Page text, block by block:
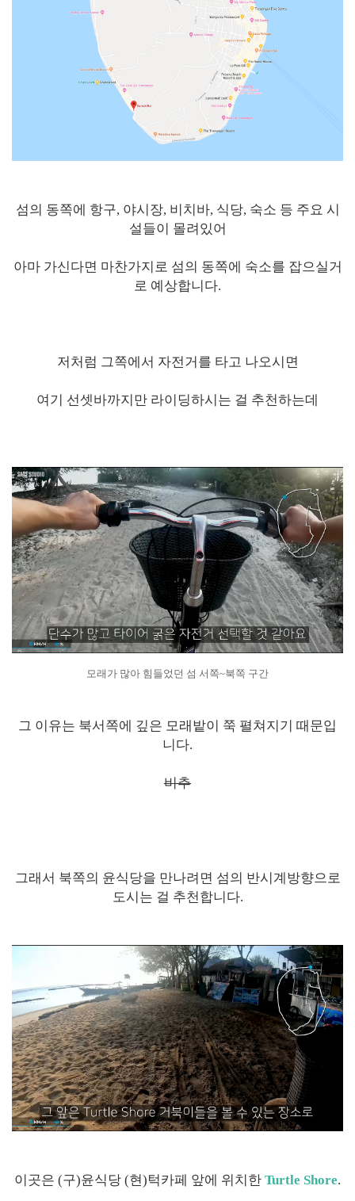
섬의 동쪽에 항구, 야시장, 비치바, 식당, 숙소 등 주요 시
설들이 몰려있어
아마 가신다면 마찬가지로 섬의 동쪽에 숙소를 잡으실거
로 예상합니다.
저처럼 그쪽에서 자전거를 타고 나오시면
여기 선셋바까지만 라이딩하시는 걸 추천하는데
모래가 많아 힘들었던 섬 서쪽~북쪽 구간
그 이유는 북서쪽에 깊은 모래밭이 쭉 펼쳐지기 때문입
니다.
비추
그래서 북쪽의 윤식당을 만나려면 섬의 반시계방향으로
도시는 걸 추천합니다.
이곳은 (구)윤식당 (현)턱카페 앞에 위치한 Turtle Shore.